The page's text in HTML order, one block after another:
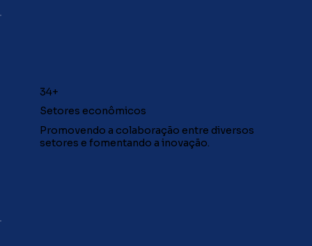
34+
Setores econômicos
Promovendo a colaboração entre diversos
setores e fomentando a inovação.